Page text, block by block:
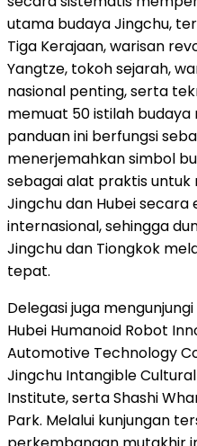
utama budaya Jingchu,
Tiga Kerajaan, warisan
Yangtze, tokoh sejarah,
nasional penting, serta
memuat 50 istilah
panduan ini berfungsi
menerjemahkan simbol
sebagai alat praktis untuk
Jingchu dan Hubei
internasional, sehingga
Jingchu dan Tiongkok
tepat.
Delegasi juga
Hubei Humanoid Robot
Automotive Technology
Jingchu Intangible
Institute, serta Shashi
Park. Melalui kunjungan